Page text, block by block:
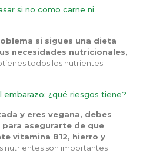
si no como carne ni
si sigues una dieta
necesidades nutricionales,
todos los nutrientes
embarazo: ¿qué riesgos tiene?
y eres vegana, debes
asegurarte de que
vitamina B12, hierro y
nutrientes son importantes